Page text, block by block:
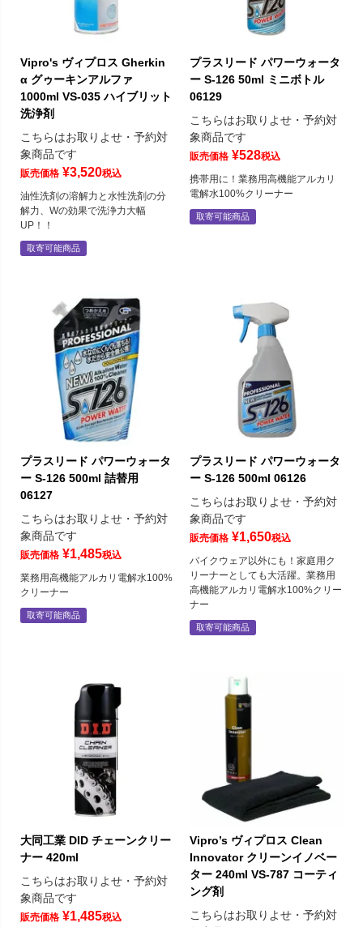
Vipro's ヴィプロス Gherkin
α グゥーキンアルファ
1000ml VS-035 ハイブリット
洗浄剤
こちらはお取りよせ・予約対
象商品です
販売価格 ¥3,520税込
油性洗剤の溶解力と水性洗剤の分
解力、Wの効果で洗浄力大幅
UP！！
取寄可能商品
プラスリード パワーウォータ
ー S-126 50ml ミニボトル
06129
こちらはお取りよせ・予約対
象商品です
販売価格 ¥528税込
携帯用に！業務用高機能アルカリ
電解水100%クリーナー
取寄可能商品
プラスリード パワーウォータ
ー S-126 500ml 詰替用
06127
こちらはお取りよせ・予約対
象商品です
販売価格 ¥1,485税込
業務用高機能アルカリ電解水100%
クリーナー
取寄可能商品
プラスリード パワーウォータ
ー S-126 500ml 06126
こちらはお取りよせ・予約対
象商品です
販売価格 ¥1,650税込
バイクウェア以外にも！家庭用ク
リーナーとしても大活躍。業務用
高機能アルカリ電解水100%クリー
ナー
取寄可能商品
大同工業 DID チェーンクリー
ナー 420ml
こちらはお取りよせ・予約対
象商品です
販売価格 ¥1,485税込
Vipro’s ヴィプロス Clean
Innovator クリーンイノベー
ター 240ml VS-787 コーティ
ング剤
こちらはお取りよせ・予約対